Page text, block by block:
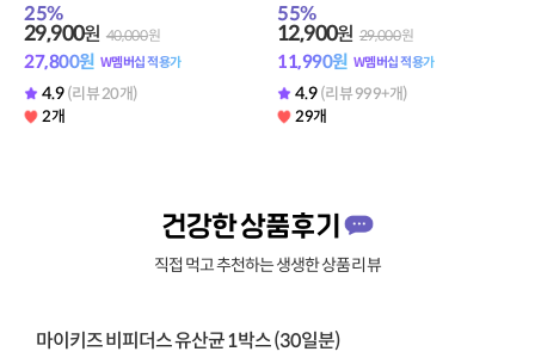
25%
29,900원 40,000원
27,800원 W멤버십 적용가
4.9 (리뷰 20개)
2개
55%
12,900원 29,000원
11,990원 W멤버십 적용가
4.9 (리뷰 999+개)
29개
건강한 상품후기
직접 먹고 추천하는 생생한 상품 리뷰
마이키즈 비피더스 유산균 1박스 (30일분)